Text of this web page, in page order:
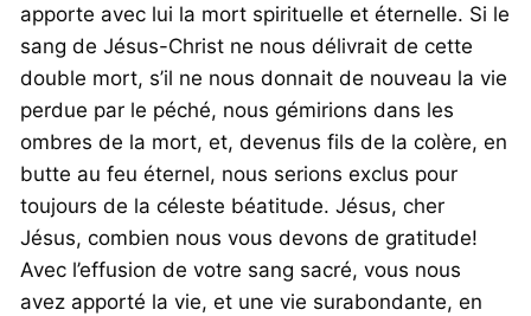
apporte avec lui la mort spirituelle et éternelle. Si le
sang de Jésus-Christ ne nous délivrait de cette
double mort, s’il ne nous donnait de nouveau la vie
perdue par le péché, nous gémirions dans les
ombres de la mort, et, devenus fils de la colère, en
butte au feu éternel, nous serions exclus pour
toujours de la céleste béatitude. Jésus, cher
Jésus, combien nous vous devons de gratitude!
Avec l’effusion de votre sang sacré, vous nous
avez apporté la vie, et une vie surabondante, en